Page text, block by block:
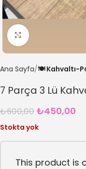
Büyütmek için
Ana Sayfa 🍽️ Kahvaltı-
7 Parça 3 Lü
₺600,00 ₺450,00
Stokta yok
This product is